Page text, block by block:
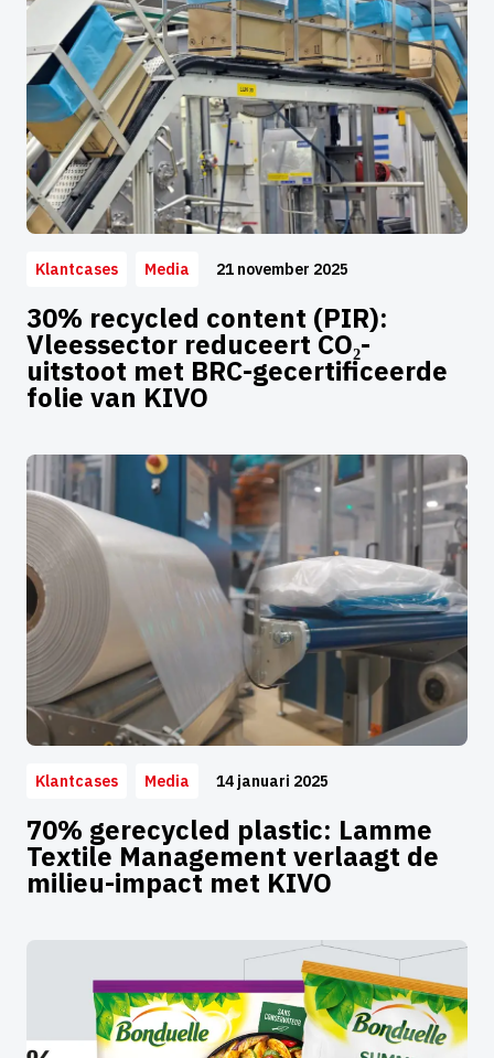
Klantcases Media 21 november 2025
30% recycled content (PIR):
Vleessector reduceert CO₂-
uitstoot met BRC-gecertificeerde
folie van KIVO
Klantcases Media 14 januari 2025
70% gerecycled plastic: Lamme
Textile Management verlaagt de
milieu-impact met KIVO